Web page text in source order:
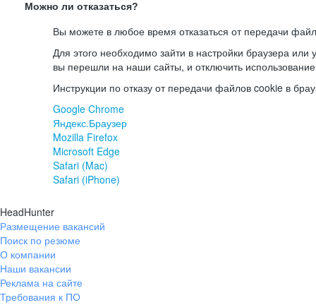
Можно ли отказаться?
Вы можете в любое время отказаться от передачи
Для этого необходимо зайти в настройки браузера или
вы перешли на наши сайты, и отключить
Инструкции по отказу от передачи файлов cookie в
Google Chrome
Яндекс.Браузер
Mozilla Firefox
Microsoft Edge
Safari (Mac)
Safari (iPhone)
HeadHunter
Размещение вакансий
Поиск по резюме
О компании
Наши вакансии
Реклама на сайте
Требования к ПО